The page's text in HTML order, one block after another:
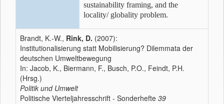
sustainability framing, and the
locality/ globality problem.
Brandt, K.-W., Rink, D. (2007):
Institutionalisierung statt Mobilisierung? Dilemmata der
deutschen Umweltbewegung
In: Jacob, K., Biermann, F., Busch, P.O., Feindt, P.H.
(Hrsg.)
Politik und Umwelt
Politische Vierteljahresschrift - Sonderhefte 39